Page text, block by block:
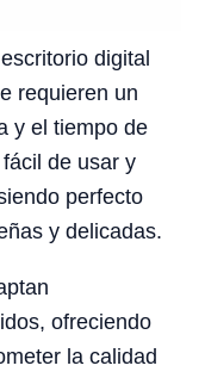
digital
requieren un
y el tiempo de
de usar y
perfecto
y delicadas.
ofreciendo
la calidad